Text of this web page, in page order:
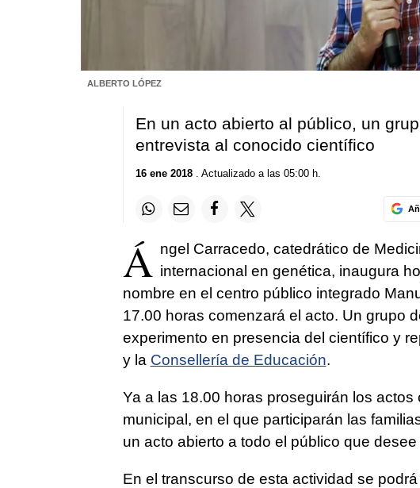
ALBERTO LÓPEZ
En un acto abierto al público, un
entrevista al conocido científico
16 ene 2018. Actualizado a las 05:00 h.
Á ngel Carracedo, catedrático de
internacional en genética, inaugura
nombre en el centro público integrado
17.00 horas comenzará el acto. Un grupo
experimento en presencia del científico y
y la Consellería de Educación.
Ya a las 18.00 horas proseguirán los
municipal, en el que participarán las
un acto abierto a todo el público que desee
En el transcurso de esta actividad se